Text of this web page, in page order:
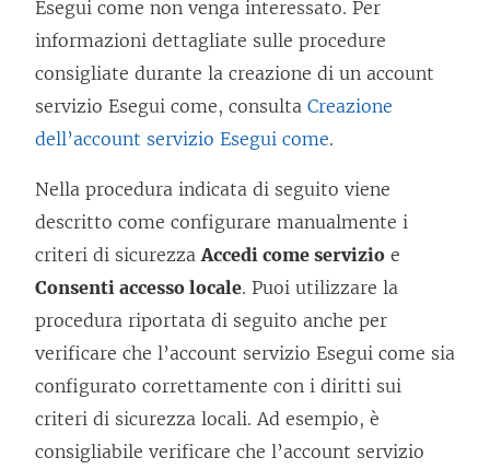
Esegui come non venga interessato. Per
informazioni dettagliate sulle procedure
consigliate durante la creazione di un account
servizio Esegui come, consulta Creazione
dell’account servizio Esegui come.
Nella procedura indicata di seguito viene
descritto come configurare manualmente i
criteri di sicurezzaAccedi come servizio e
Consenti accesso locale. Puoi utilizzare la
procedura riportata di seguito anche per
verificare che l’account servizio Esegui come sia
configurato correttamente con i diritti sui
criteri di sicurezza locali. Ad esempio, è
consigliabile verificare che l’account servizio